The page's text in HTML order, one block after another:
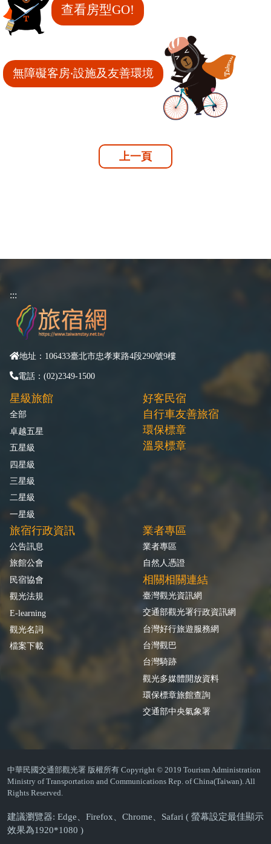
查看房型GO!
無障礙客房‧設施及友善環境
上一頁
:::
地址：106433臺北市忠孝東路4段290號9樓
電話：(02)2349-1500
星級旅館
全部
卓越五星
五星級
四星級
三星級
二星級
一星級
好客民宿
自行車友善旅宿
環保標章
溫泉標章
旅宿行政資訊
公告訊息
旅館公會
民宿協會
觀光法規
E-learning
觀光名詞
檔案下載
業者專區
業者專區
自然人憑證
相關相關連結
臺灣觀光資訊網
交通部觀光署行政資訊網
台灣好行旅遊服務網
台灣觀巴
台灣騎跡
觀光多媒體開放資料
環保標章旅館查詢
交通部中央氣象署
中華民國交通部觀光署 版權所有 Copyright © 2019 Tourism Administration
Ministry of Transportation and Communications Rep. of China(Taiwan). All
Rights Reserved.
建議瀏覽器: Edge、Firefox、Chrome、Safari ( 螢幕設定最佳顯示
效果為1920*1080 )